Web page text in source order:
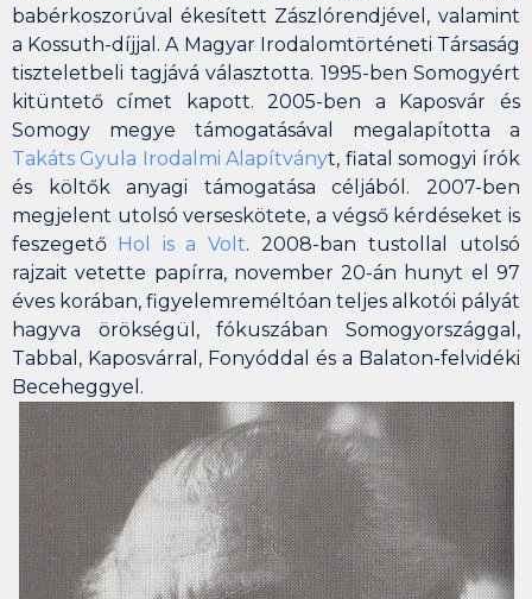
babérkoszorúval ékesített Zászlórendjével , valamint
a Kossuth-díjjal . A Magyar Irodalomtörténeti Társaság
tiszteletbeli tagjává választotta. 1995-ben Somogyért
kitüntető címet kapott. 2005-ben a Kaposvár és
Somogy megye támogatásával megalapította a
Takáts Gyula Irodalmi Alapítványt, fiatal somogyi írók
és költők anyagi támogatása céljából. 2007-ben
megjelent utolsó verseskötete, a végső kérdéseket is
feszegető Hol is a Volt. 2008-ban tustollal utolsó
rajzait vetette papírra, november 20-án hunyt el 97
éves korában, figyelemreméltóan teljes alkotói pályát
hagyva örökségül, fókuszában Somogyországgal,
Tabbal, Kaposvárral, Fonyóddal és a Balaton-felvidéki
Beceheggyel.